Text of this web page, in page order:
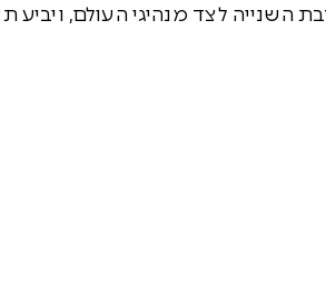
השנייה לצד מנהיגי העולם,